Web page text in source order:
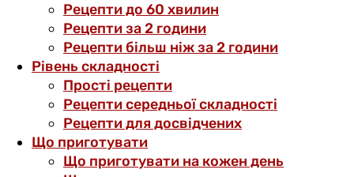
Рецепти до 60 хвилин
Рецепти за 2 години
Рецепти більш ніж за 2 години
Рівень складності
Прості рецепти
Рецепти середньої складності
Рецепти для досвідчених
Що приготувати
Що приготувати на кожен день